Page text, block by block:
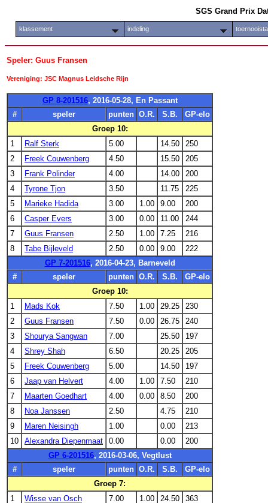
SGS Grand Prix
klassement indeling
Speler: Guus Fransen
Vereniging: JSC Magnus Leidsche Rijn
GP 8-201516, 2016-05-28, En Passant
#
speler punten O.R. S.B.
GP-elo
Groep 10:
1
Ralf Sterk 5.00 14.50
250
2
Freek Couwenberg 4.50 15.50
205
3
Frank Polinder 4.00 14.00
200
4
Tyrone Tjon 3.50 11.75
225
5
Marieke Hadida 3.00 1.00 9.00
200
6
Casper Evers 3.00 0.00 11.00
244
7
Guus Fransen 2.50 1.00 7.25
216
8
Tabe Bijleveld 2.50 0.00 9.00
222
GP 7-201516, 2016-04-23, Barneveld
#
speler punten O.R. S.B.
GP-elo
Groep 10:
1
Mads Kok 7.50 1.00 29.25
230
2
Guus Fransen 7.50 0.00 26.75
240
3
Shourya Sangwan 7.00 25.50
197
4
Shrey Shah 6.50 20.25
205
5
Freek Couwenberg 5.00 14.50
197
6
Jaap van Helvert 4.00 1.00 7.50
210
7
Maarten Goedhart 4.00 0.00 8.50
200
8
Noa Janssen 2.50 4.75
210
9
Maren Neisingh 1.00 0.00
213
10
Alexandra Diepenmaat 0.00 0.00
200
GP 6-201516, 2016-03-06, Vegtlust
#
speler punten O.R. S.B.
GP-elo
Groep 7:
1
Wisse van Osch 7.00 1.00 24.50
363